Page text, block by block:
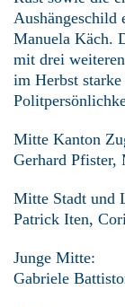
Aushängeschild
Manuela Käch.
mit drei
im Herbst
Mitte Kanton
Gerhard Pfister,
Mitte Stadt und
Patrick Iten,
Junge Mitte:
Gabriele